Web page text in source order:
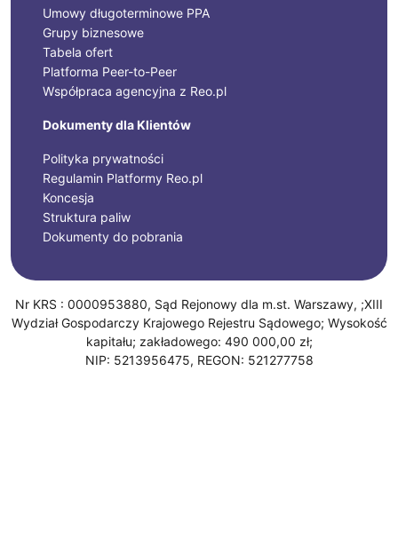
Umowy długoterminowe PPA
Grupy biznesowe
Tabela ofert
Platforma Peer-to-Peer
Współpraca agencyjna z Reo.pl
Dokumenty dla Klientów
Polityka prywatności
Regulamin Platformy Reo.pl
Koncesja
Struktura paliw
Dokumenty do pobrania
Nr KRS : 0000953880, Sąd Rejonowy dla m.st. Warszawy, ;XIII
Wydział Gospodarczy Krajowego Rejestru Sądowego; Wysokość
kapitału; zakładowego: 490 000,00 zł;
NIP: 5213956475, REGON: 521277758